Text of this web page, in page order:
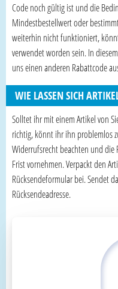
Code noch gültig ist und die
Mindestbestellwert oder
weiterhin nicht funktioniert,
verwendet worden sein. In
uns einen anderen Rabattcode
WIE LASSEN SICH
Solltet ihr mit einem Artikel von
richtig, könnt ihr ihn problemlos
Widerrufsrecht beachten und die
Frist vornehmen. Verpackt den
Rücksendeformular bei. Sendet
Rücksendeadresse.